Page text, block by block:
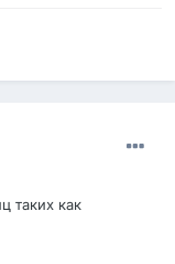
таких как